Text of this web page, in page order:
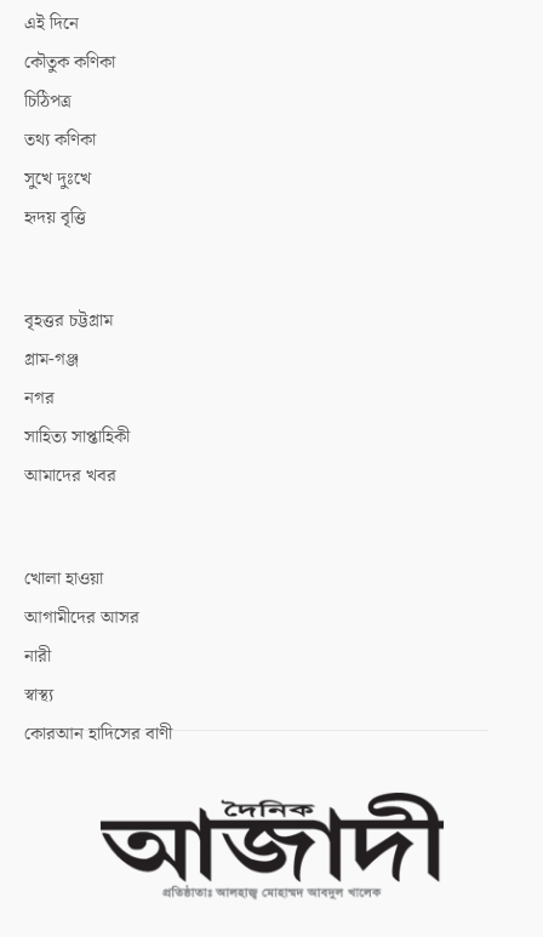
এই দিনে
কৌতুক কণিকা
চিঠিপত্র
তথ্য কণিকা
সুখে দুঃখে
হৃদয় বৃত্তি
বৃহত্তর চট্টগ্রাম
গ্রাম-গঞ্জ
নগর
সাহিত্য সাপ্তাহিকী
আমাদের খবর
খোলা হাওয়া
আগামীদের আসর
নারী
স্বাস্থ্য
কোরআন হাদিসের বাণী